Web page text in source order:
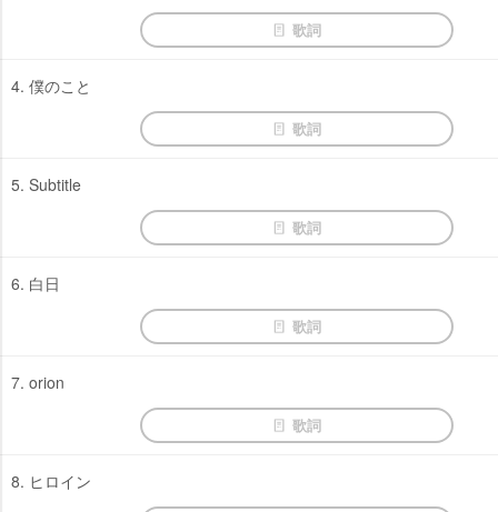
歌詞
4. 僕のこと
歌詞
5. Subtitle
歌詞
6. 白日
歌詞
7. orion
歌詞
8. ヒロイン